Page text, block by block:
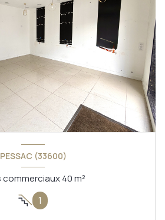
PESSAC (33600)
Murs commerciaux 40 m²
1